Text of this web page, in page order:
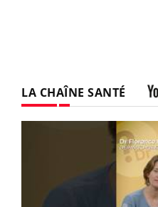
LA CHAÎNE SANTÉ